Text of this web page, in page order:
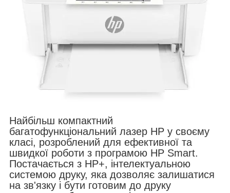
Найбільш компактний
багатофункціональний лазер HP у своєму
класі, розроблений для ефективної та
швидкої роботи з програмою HP Smart.
Постачається з HP+, інтелектуальною
системою друку, яка дозволяє залишатися
на зв'язку і бути готовим до друку